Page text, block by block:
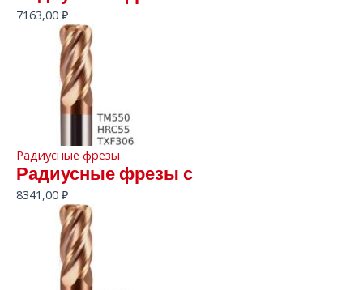
7163,00 ₽
Радиусные фрезы
Радиусные фрезы с
8341,00 ₽